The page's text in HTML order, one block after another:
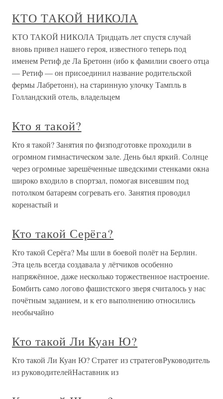
КТО ТАКОЙ НИКОЛА
КТО ТАКОЙ НИКОЛА Тридцать лет спустя случай
вновь привел нашего героя, известного теперь под
именем Ретиф де Ла Бретонн (ибо к фамилии своего отца
— Ретиф — он присоединил название родительской
фермы Лабретонн), на старинную улочку Тампль в
Голландский отель, владельцем
Кто я такой?
Кто я такой? Занятия по физподготовке проходили в
огромном гимнастическом зале. День был яркий. Солнце
через огромные зарешёченные шведскими стенками окна
широко входило в спортзал, помогая висевшим под
потолком батареям согревать его. Занятия проводил
коренастый и
Кто такой Серёга?
Кто такой Серёга? Мы шли в боевой полёт на Берлин.
Эта цель всегда создавала у лётчиков особенно
напряжённое, даже несколько торжественное настроение.
Бомбить само логово фашистского зверя считалось у нас
почётным заданием, и к его выполнению относились
необычайно
Кто такой Ли Куан Ю?
Кто такой Ли Куан Ю? Стратег из стратеговРуководитель
из руководителейНаставник из